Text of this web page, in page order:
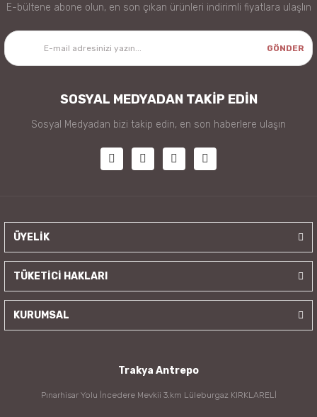
E-bültene abone olun, en son çıkan ürünleri indirimli fiyatlara ulaşlın
GÖNDER
SOSYAL MEDYADAN TAKİP EDİN
Sosyal Medyadan bizi takip edin, en son haberlere ulaşın
ÜYELİK
TÜKETİCİ HAKLARI
KURUMSAL
Trakya Antrepo
Pınarhisar Yolu İncedere Mevkii 3.km Lüleburgaz KIRKLARELİ